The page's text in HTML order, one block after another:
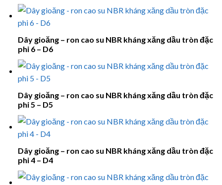
Dây gioăng – ron cao su NBR kháng xăng dầu tròn đặc
phi 6 – D6
Dây gioăng – ron cao su NBR kháng xăng dầu tròn đặc
phi 5 – D5
Dây gioăng – ron cao su NBR kháng xăng dầu tròn đặc
phi 4 – D4